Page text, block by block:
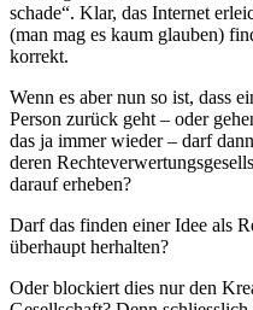
schade“. Klar, das Internet
(man mag es kaum glauben)
korrekt.
Wenn es aber nun so ist, dass
Person zurück geht – oder
das ja immer wieder – darf
deren
darauf erheben?
Darf das finden einer Idee als
überhaupt herhalten?
Oder blockiert dies nur den